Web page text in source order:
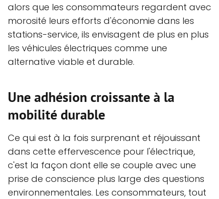
alors que les consommateurs regardent avec
morosité leurs efforts d'économie dans les
stations-service, ils envisagent de plus en plus
les véhicules électriques comme une
alternative viable et durable.
Une adhésion croissante à la
mobilité durable
Ce qui est à la fois surprenant et réjouissant
dans cette effervescence pour l'électrique,
c'est la façon dont elle se couple avec une
prise de conscience plus large des questions
environnementales. Les consommateurs, tout